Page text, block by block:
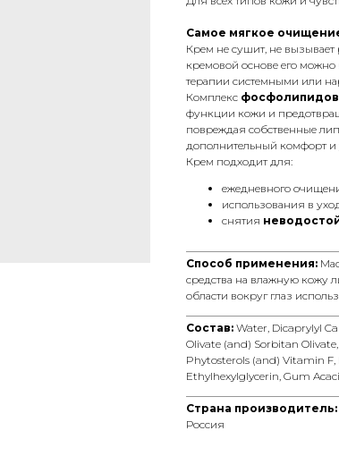
Самое мягкое
Крем не сушит, не
кремовой основе его можно
терапии системными или
Комплекс
функции кожи и
повреждая собственные
дополнительный комфорт и
Крем подходит для:
ежедневного
использования в
снятия
Способ применения:
средства на влажную кожу
области вокруг глаз
Состав: Water, Dicaprylyl
Olivate (and) Sorbitan
Phytosterols (and) Vitamin F,
Ethylhexylglycerin, Gum
Страна производитель:
Россия